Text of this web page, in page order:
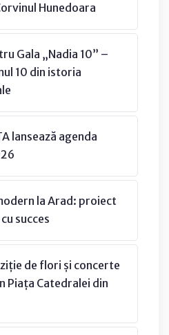
Hunedoara
Gala „Nadia 10” –
10 din istoria
lansează agenda
la Arad: proiect
succes
de flori și concerte
Piața Catedralei din